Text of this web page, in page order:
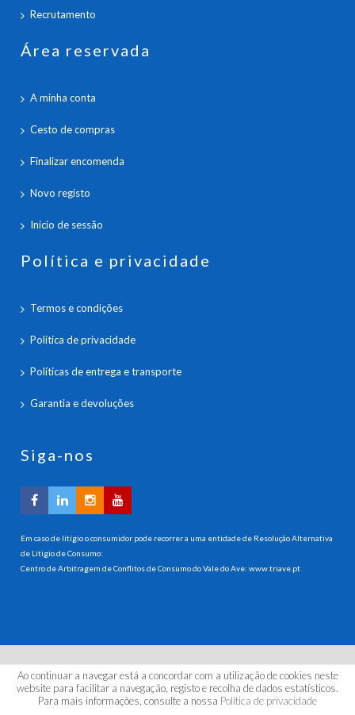
Recrutamento
Área reservada
A minha conta
Cesto de compras
Finalizar encomenda
Novo registo
Inicio de sessão
Política e privacidade
Termos e condições
Política de privacidade
Políticas de entrega e transporte
Garantia e devoluções
Siga-nos
Em caso de litígio o consumidor pode recorrer a uma entidade de Resolução Alternativa
de Litigio de Consumo:
Centro de Arbitragem de Conflitos de Consumo do Vale do Ave:www.triave.pt
© 2026 HANNA INSTRUMENTS PORTUGAL, LDA. Todos os
direitos reservados.
by | kuattrodesign
Ao continuar a navegar está a concordar com a utilização de cookies neste
website para facilitar a navegação, registo e recolha de dados estatísticos.
Para mais informações, consulte a nossa Política de privacidade